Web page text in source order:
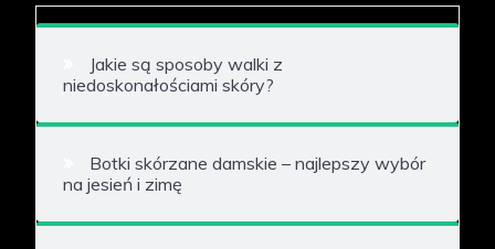
Jakie są sposoby walki z
niedoskonałościami skóry?
Botki skórzane damskie – najlepszy wybór
na jesień i zimę